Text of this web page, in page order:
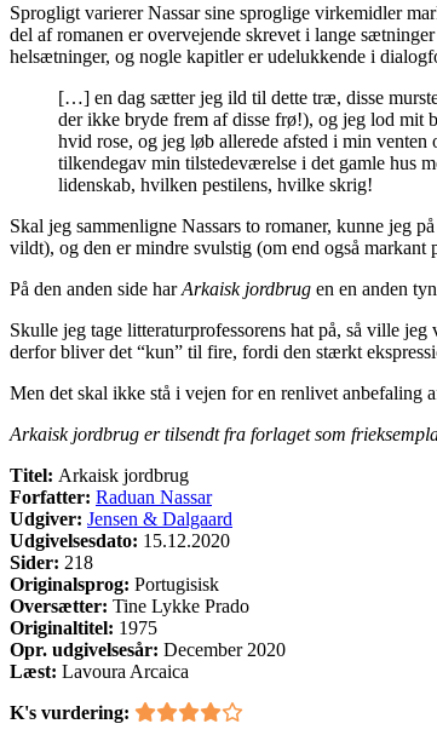
Sprogligt varierer Nassar sine sproglige virkemidler
del af romanen er overvejende skrevet i lange
helsætninger, og nogle kapitler er udelukkende i
[…] en dag sætter jeg ild til dette træ, disse
der ikke bryde frem af disse frø!), og jeg lod mit
hvid rose, og jeg løb allerede afsted i min
tilkendegav min tilstedeværelse i det gamle hus
lidenskab, hvilken pestilens, hvilke skrig!
Skal jeg sammenligne Nassars to romaner, kunne jeg
vildt), og den er mindre svulstig (om end også markant
På den anden side harArkaisk jordbrug en en anden
Skulle jeg tage litteraturprofessorens hat på, så ville
derfor bliver det “kun” til fire, fordi den stærkt
Men det skal ikke stå i vejen for en renlivet anbefaling
Arkaisk jordbrug er tilsendt fra forlaget som
Titel: Arkaisk jordbrug
Forfatter: Raduan Nassar
Udgiver: Jensen & Dalgaard
Udgivelsesdato: 15.12.2020
Sider: 218
Originalsprog: Portugisisk
Oversætter: Tine Lykke Prado
Originaltitel: 1975
Opr. udgivelsesår: December 2020
Læst: Lavoura Arcaica
K's vurdering: